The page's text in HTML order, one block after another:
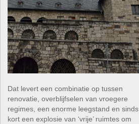
Dat levert een combinatie op tussen
renovatie, overblijfselen van vroegere
regimes, een enorme leegstand en sinds
kort een explosie van ‘vrije’ ruimtes om